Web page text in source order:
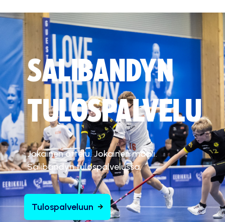
SALIBANDYN
TULOSPALVELU
Jokainen ottelu. Jokainen maali.
Salibandyn tulospalvelussa.
Tulospalveluun